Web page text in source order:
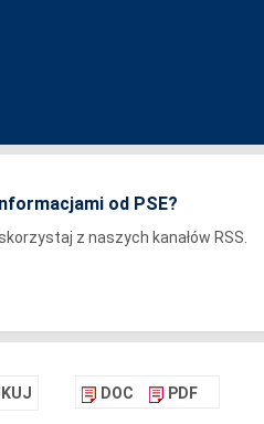
od PSE?
z naszych kanałów RSS.
DOC PDF